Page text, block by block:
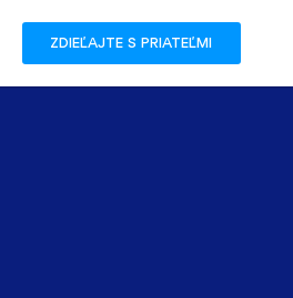
ZDIEĽAJTE S PRIATEĽMI